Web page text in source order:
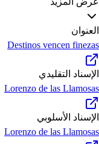
العنوان
Destinos vencen finezas
الإسناد التقليدي
Lorenzo de las Llamosas
الإسناد الأسلوبي
Lorenzo de las Llamosas